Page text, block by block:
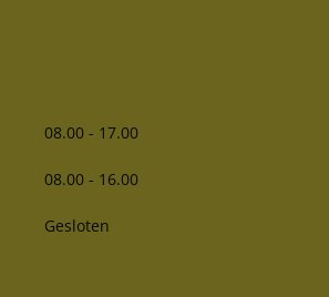
08.00 - 17.00
08.00 - 16.00
Gesloten